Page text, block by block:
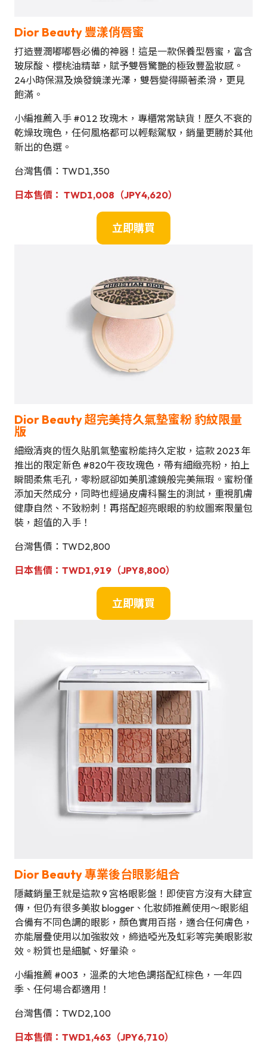
Dior Beauty 豐漾俏唇蜜
打造豐潤嘟嘟唇必備的神器！這是一款保養型唇蜜，富含
玻尿酸、櫻桃油精華，賦予雙唇驚艷的極致豐盈妝感。
24小時保濕及煥發鏡漾光澤，雙唇變得顯著柔滑，更見
飽滿。
小編推薦入手 #012 玫瑰木，專櫃常常缺貨！歷久不衰的
乾燥玫瑰色，任何風格都可以輕鬆駕馭，銷量更勝於其他
新出的色選。
台灣售價：TWD1,350
日本售價 ： TWD1,008（JPY4,620）
立即購買
Dior Beauty 超完美持久氣墊蜜粉 豹紋限量
版
細緻清爽的恆久貼肌氣墊蜜粉能持久定妝，這款 2023 年
推出的限定新色 #820午夜玫瑰色，帶有細緻亮粉，拍上
瞬間柔焦毛孔，零粉感卻如美肌濾鏡般完美無瑕。蜜粉僅
添加天然成分，同時也經過皮膚科醫生的測試，重視肌膚
健康自然、不致粉刺！再搭配超亮眼眼的豹紋圖案限量包
裝，超值的入手！
台灣售價：TWD2,800
日本售價 ： TWD1,919（JPY8,800）
立即購買
Dior Beauty 專業後台眼影組合
隱藏銷量王就是這款 9 宮格眼影盤！即使官方沒有大肆宣
傳，但仍有很多美妝 blogger、化妝師推薦使用～眼影組
合備有不同色調的眼影，顏色實用百搭，適合任何膚色，
亦能層疊使用以加強妝效，締造啞光及虹彩等完美眼影妝
效。粉質也是細膩、好暈染。
小編推薦 #003 ，溫柔的大地色調搭配紅棕色，一年四
季、任何場合都適用！
台灣售價：TWD2,100
日本售價 ： TWD1,463 （JPY6,710）